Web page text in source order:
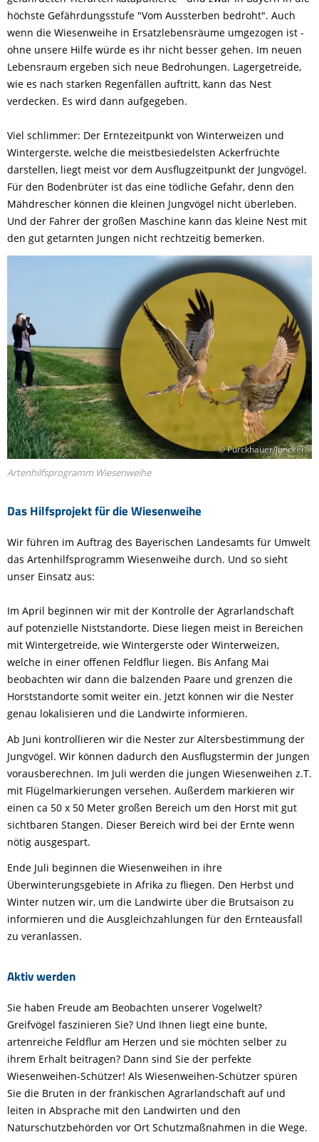
höchste Gefährdungsstufe "Vom Aussterben bedroht". Auch
wenn die Wiesenweihe in Ersatzlebensräume umgezogen ist -
ohne unsere Hilfe würde es ihr nicht besser gehen. Im neuen
Lebensraum ergeben sich neue Bedrohungen. Lagergetreide,
wie es nach starken Regenfällen auftritt, kann das Nest
verdecken. Es wird dann aufgegeben.
Viel schlimmer: Der Erntezeitpunkt von Winterweizen und
Wintergerste, welche die meistbesiedelsten Ackerfrüchte
darstellen, liegt meist vor dem Ausflugzeitpunkt der Jungvögel.
Für den Bodenbrüter ist das eine tödliche Gefahr, denn den
Mähdrescher können die kleinen Jungvögel nicht überleben.
Und der Fahrer der großen Maschine kann das kleine Nest mit
den gut getarnten Jungen nicht rechtzeitig bemerken.
Das Hilfsprojekt für die Wiesenweihe
© Pürckhauer/Juncker
Artenhilfsprogramm Wiesenweihe
Wir führen im Auftrag des Bayerischen Landesamts für Umwelt
das Artenhilfsprogramm Wiesenweihe durch. Und so sieht
unser Einsatz aus:
Im April beginnen wir mit der Kontrolle der Agrarlandschaft
auf potenzielle Niststandorte. Diese liegen meist in Bereichen
mit Wintergetreide, wie Wintergerste oder Winterweizen,
welche in einer offenen Feldflur liegen. Bis Anfang Mai
beobachten wir dann die balzenden Paare und grenzen die
Horststandorte somit weiter ein. Jetzt können wir die Nester
genau lokalisieren und die Landwirte informieren.
Ab Juni kontrollieren wir die Nester zur Altersbestimmung der
Jungvögel. Wir können dadurch den Ausflugstermin der Jungen
vorausberechnen. Im Juli werden die jungen Wiesenweihen z.T.
mit Flügelmarkierungen versehen. Außerdem markieren wir
einen ca 50 x 50 Meter großen Bereich um den Horst mit gut
sichtbaren Stangen. Dieser Bereich wird bei der Ernte wenn
nötig ausgespart.
Ende Juli beginnen die Wiesenweihen in ihre
Überwinterungsgebiete in Afrika zu fliegen. Den Herbst und
Winter nutzen wir, um die Landwirte über die Brutsaison zu
informieren und die Ausgleichzahlungen für den Ernteausfall
zu veranlassen.
Aktiv werden
Sie haben Freude am Beobachten unserer Vogelwelt?
Greifvögel faszinieren Sie? Und Ihnen liegt eine bunte,
artenreiche Feldflur am Herzen und sie möchten selber zu
ihrem Erhalt beitragen? Dann sind Sie der perfekte
Wiesenweihen-Schützer! Als Wiesenweihen-Schützer spüren
Sie die Bruten in der fränkischen Agrarlandschaft auf und
leiten in Absprache mit den Landwirten und den
Naturschutzbehörden vor Ort Schutzmaßnahmen in die Wege.